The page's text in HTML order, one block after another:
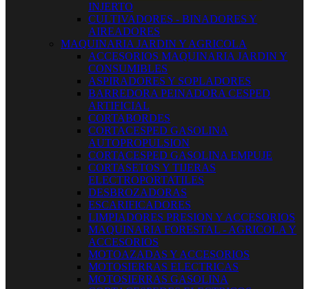
INJERTO
CULTIVADORES - BINADORES Y
AIREADORES
MAQUINARIA JARDIN Y AGRICOLA
ACCESORIOS MAQUINARIA JARDIN Y
CONSUMIBLES
ASPIRADORES Y SOPLADORES
BARREDORA PEINADORA CESPED
ARTIFICIAL
CORTABORDES
CORTACESPED GASOLINA
AUTOPROPULSION
CORTACESPED GASOLINA EMPUJE
CORTASETOS Y TIJERAS
ELECTROPORTATILES
DESBROZADORAS
ESCARIFICADORES
LIMPIADORES PRESION Y ACCESORIOS
MAQUINARIA FORESTAL - AGRICOLA Y
ACCESORIOS
MOTOAZADAS Y ACCESORIOS
MOTOSIERRAS ELECTRICAS
MOTOSIERRAS GASOLINA